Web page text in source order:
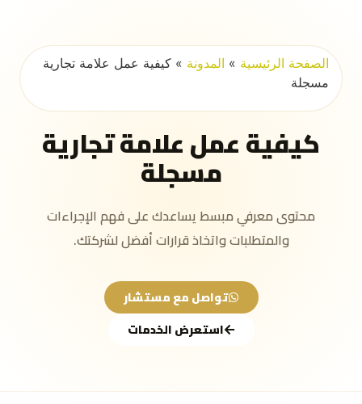
الصفحة الرئيسية » المدونة » كيفية عمل علامة تجارية
مسجلة
كيفية عمل علامة تجارية
مسجلة
محتوى معرفي مبسط يساعدك على فهم الإجراءات
والمتطلبات واتخاذ قرارات أفضل لشركتك.
تواصل مع مستشار
استعرض الخدمات